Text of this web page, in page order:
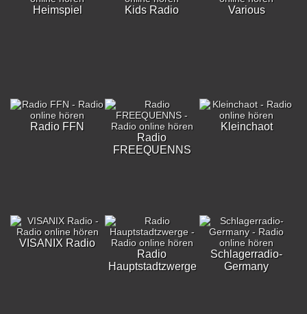
Heimspiel Kids Radio Various
Radio FFN
Radio
FREEQUENNS
Kleinchaot
VISANIX Radio
Radio
Hauptstadtzwerge
Schlagerradio-
Germany